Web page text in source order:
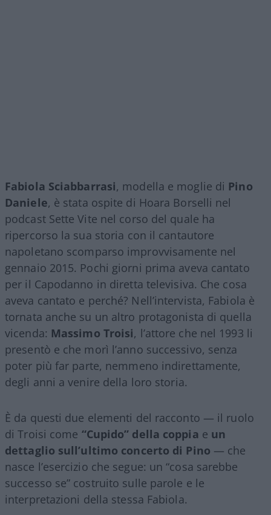
Fabiola Sciabbarrasi, modella e moglie di Pino
Daniele, è stata ospite di Hoara Borselli nel
podcast Sette Vite nel corso del quale ha
ripercorso la sua storia con il cantautore
napoletano scomparso improvvisamente nel
gennaio 2015. Pochi giorni prima aveva cantato
per il Capodanno in diretta televisiva. Che cosa
aveva cantato e perché? Nell’intervista, Fabiola è
tornata anche su un altro protagonista di quella
vicenda: Massimo Troisi, l’attore che nel 1993 li
presentò e che morì l’anno successivo, senza
poter più far parte, nemmeno indirettamente,
degli anni a venire della loro storia.
È da questi due elementi del racconto — il ruolo
di Troisi come “Cupido” della coppia e un
dettaglio sull’ultimo concerto di Pino — che
nasce l’esercizio che segue: un “cosa sarebbe
successo se” costruito sulle parole e le
interpretazioni della stessa Fabiola.